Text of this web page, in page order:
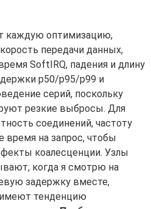
каждую оптимизацию,
передачи данных,
SoftIRQ, падения и длину
p50/p95/p99 и
серий, поскольку
резкие выбросы. Для
соединений, частоту
время на запрос, чтобы
коалесценции. Узлы
когда я смотрю на
задержку вместе,
имеют тенденцию